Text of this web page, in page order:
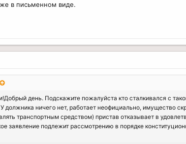
в письменном виде.
день. Подскажите пожалуйста кто сталкивался с
ничего нет, работает неофициально, имущество
транспортным средством) пристав отказывает в
заявление подлежит рассмотрению в порядке